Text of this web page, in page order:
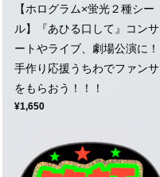
【ホログラム×蛍光２種シー
ル】『あひる口して』コンサ
ートやライブ、劇場公演に！
手作り応援うちわでファンサ
をもらおう！！！
¥1,650